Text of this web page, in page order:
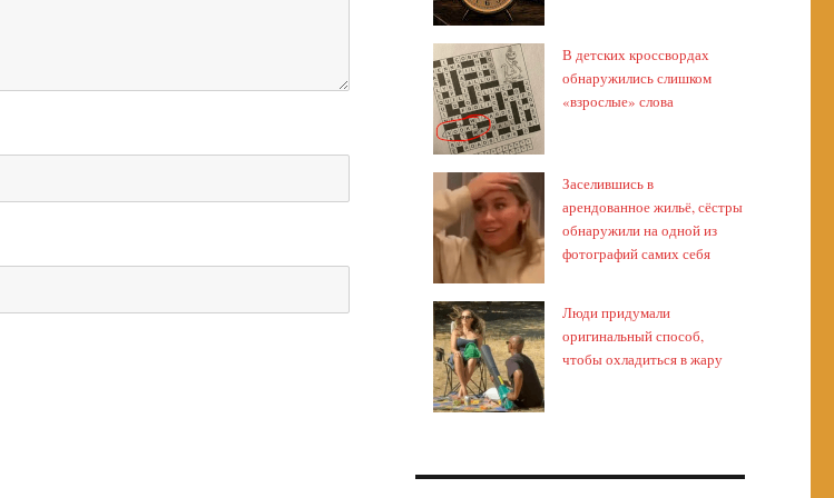
В детских кроссвордах
обнаружились слишком
«взрослые» слова
Заселившись в
арендованное жильё, сёстры
обнаружили на одной из
фотографий самих себя
Люди придумали
оригинальный способ,
чтобы охладиться в жару